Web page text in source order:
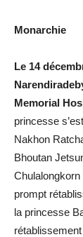
Monarchie
Le 14
Memorial
princesse
Nakhon
Bhoutan
prompt
la princesse